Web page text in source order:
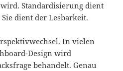
Standardisierung dient
dient der Lesbarkeit.
In vielen
Design wird
behandelt. Genau